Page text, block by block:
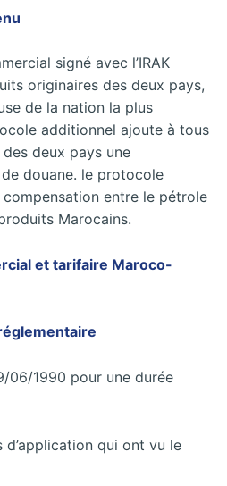
signé avec l’IRAK
originaires des deux pays,
de la nation la plus
additionnel ajoute à tous
deux pays une
douane. le protocole
entre le pétrole
Marocains.
et tarifaire Maroco-
06/1990 pour une durée
d’application qui ont vu le